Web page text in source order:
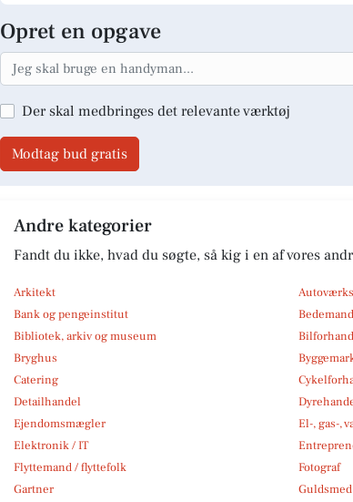
Opret en opgave
Der skal medbringes det relevante værktøj
Modtag bud gratis
Andre kategorier
Fandt du ikke, hvad du søgte, så kig i en af vores
Arkitekt
Bank og pengeinstitut
Bedemand
Bibliotek, arkiv og museum
Bryghus
Catering
Detailhandel
Ejendomsmægler
El-, gas-,
Elektronik / IT
Flyttemand / flyttefolk
Fotograf
Gartner